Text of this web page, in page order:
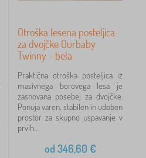
Otroška lesena posteljica
za dvojčke Ourbaby
Twinny - bela
Praktična otroška posteljica iz
masivnega borovega lesa je
zasnovana posebej za dvojčke.
Ponuja varen, stabilen in udoben
prostor za skupno uspavanje v
prvih...
od 346,60 €